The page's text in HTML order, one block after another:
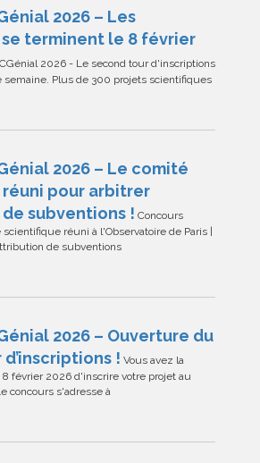
2026 – Les
terminent le 8 février
2026 - Le second tour d'inscriptions
semaine. Plus de 300 projets scientifiques
2026 – Le comité
pour arbitrer
subventions ! Concours
réuni à l'Observatoire de Paris |
de subventions
2026 – Ouverture du
! Vous avez la
février 2026 d'inscrire votre projet au
concours s'adresse à